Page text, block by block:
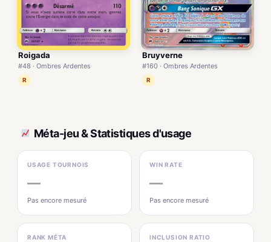
Roigada
#48 · Ombres Ardentes
R
Bruyverne
#160 · Ombres Ardentes
R
Méta-jeu & Statistiques d'usage
USAGE TOURNOIS
—
Pas encore mesuré
WIN RATE
—
Pas encore mesuré
RANK MÉTA INCLUSION RATIO